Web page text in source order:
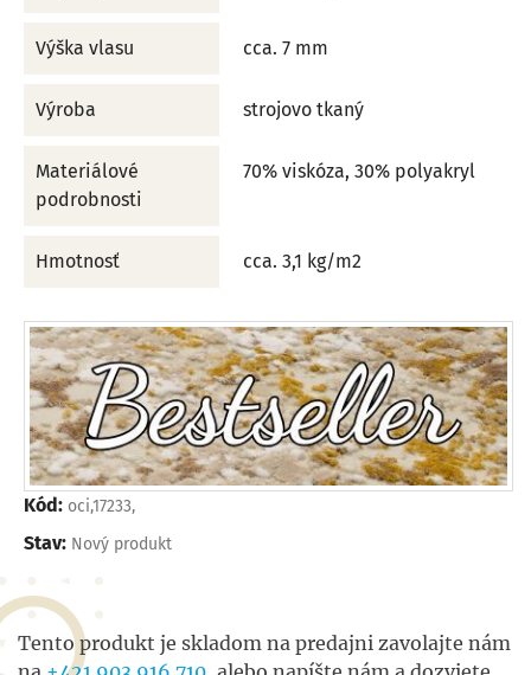
Výška vlasu cca. 7 mm
Výroba strojovo tkaný
Materiálové
podrobnosti
70% viskóza, 30% polyakryl
Hmotnosť cca. 3,1 kg/m2
Kód: oci,17233,
Stav: Nový produkt
Tento produkt je skladom na predajni zavolajte nám